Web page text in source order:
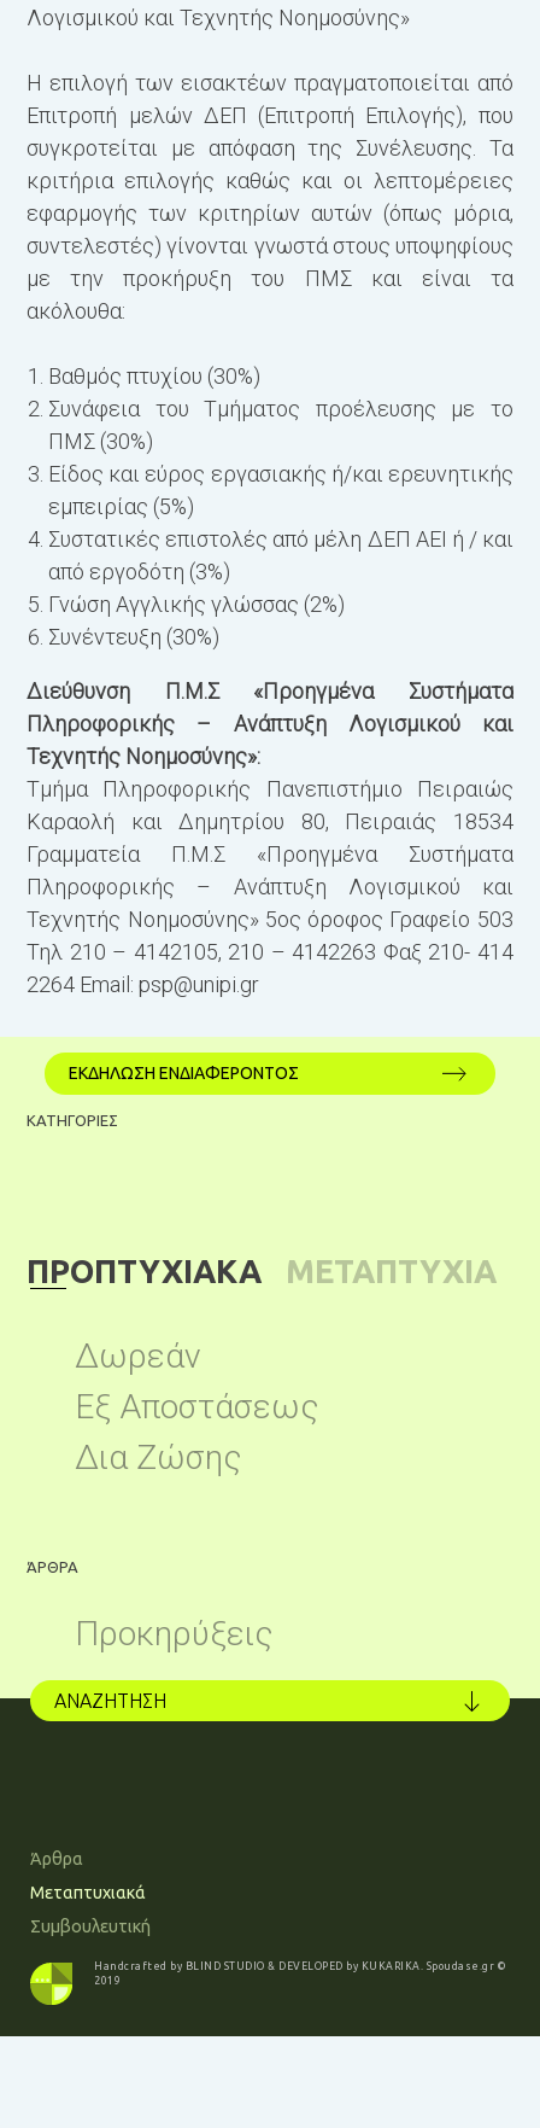
Λογισμικού και Τεχνητής Νοημοσύνης»
Η επιλογή των εισακτέων πραγματοποιείται από
Επιτροπή μελών ΔΕΠ (Επιτροπή Επιλογής), που
συγκροτείται με απόφαση της Συνέλευσης. Τα
κριτήρια επιλογής καθώς και οι λεπτομέρειες
εφαρμογής των κριτηρίων αυτών (όπως μόρια,
συντελεστές) γίνονται γνωστά στους υποψηφίους
με την προκήρυξη του ΠΜΣ και είναι τα
ακόλουθα:
Βαθμός πτυχίου (30%)
Συνάφεια του Τμήματος προέλευσης με το
ΠΜΣ (30%)
Είδος και εύρος εργασιακής ή/και ερευνητικής
εμπειρίας (5%)
Συστατικές επιστολές από μέλη ∆ΕΠ ΑΕΙ ή / και
από εργοδότη (3%)
Γνώση Αγγλικής γλώσσας (2%)
Συνέντευξη (30%)
Διεύθυνση Π.Μ.Σ «Προηγμένα Συστήματα
Πληροφορικής – Ανάπτυξη Λογισμικού και
Τεχνητής Νοημοσύνης»:
Τμήμα Πληροφορικής Πανεπιστήμιο Πειραιώς
Καραολή και Δημητρίου 80, Πειραιάς 18534
Γραμματεία Π.Μ.Σ «Προηγμένα Συστήματα
Πληροφορικής – Ανάπτυξη Λογισμικού και
Τεχνητής Νοημοσύνης» 5ος όροφος Γραφείο 503
Τηλ 210 – 4142105, 210 – 4142263 Φαξ 210- 414
2264 Email:psp@unipi.gr
ΕΚΔΗΛΩΣΗ ΕΝΔΙΑΦΕΡΟΝΤΟΣ
ΚΑΤΗΓΟΡΙΕΣ
ΠΡΟΠΤΥΧΙΑΚΑ
ΜΕΤΑΠΤΥΧΙΑ
Δωρεάν
Εξ Αποστάσεως
Δια Ζώσης
ΆΡΘΡΑ
Προκηρύξεις
ΑΝΑΖΗΤΗΣΗ
Άρθρα
Μεταπτυχιακά
Συμβουλευτική
Handcrafted by BLIND STUDIO & DEVELOPED by KUKARIKA. Spoudase.gr ©
2019